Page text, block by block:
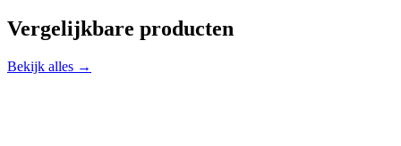
Vergelijkbare producten
Bekijk alles →